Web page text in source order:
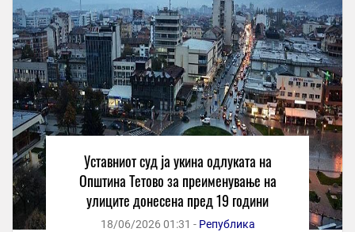
Уставниот суд ја укина одлуката на
Општина Тетово за преименување на
улиците донесена пред 19 години
18/06/2026 01:31 - Република